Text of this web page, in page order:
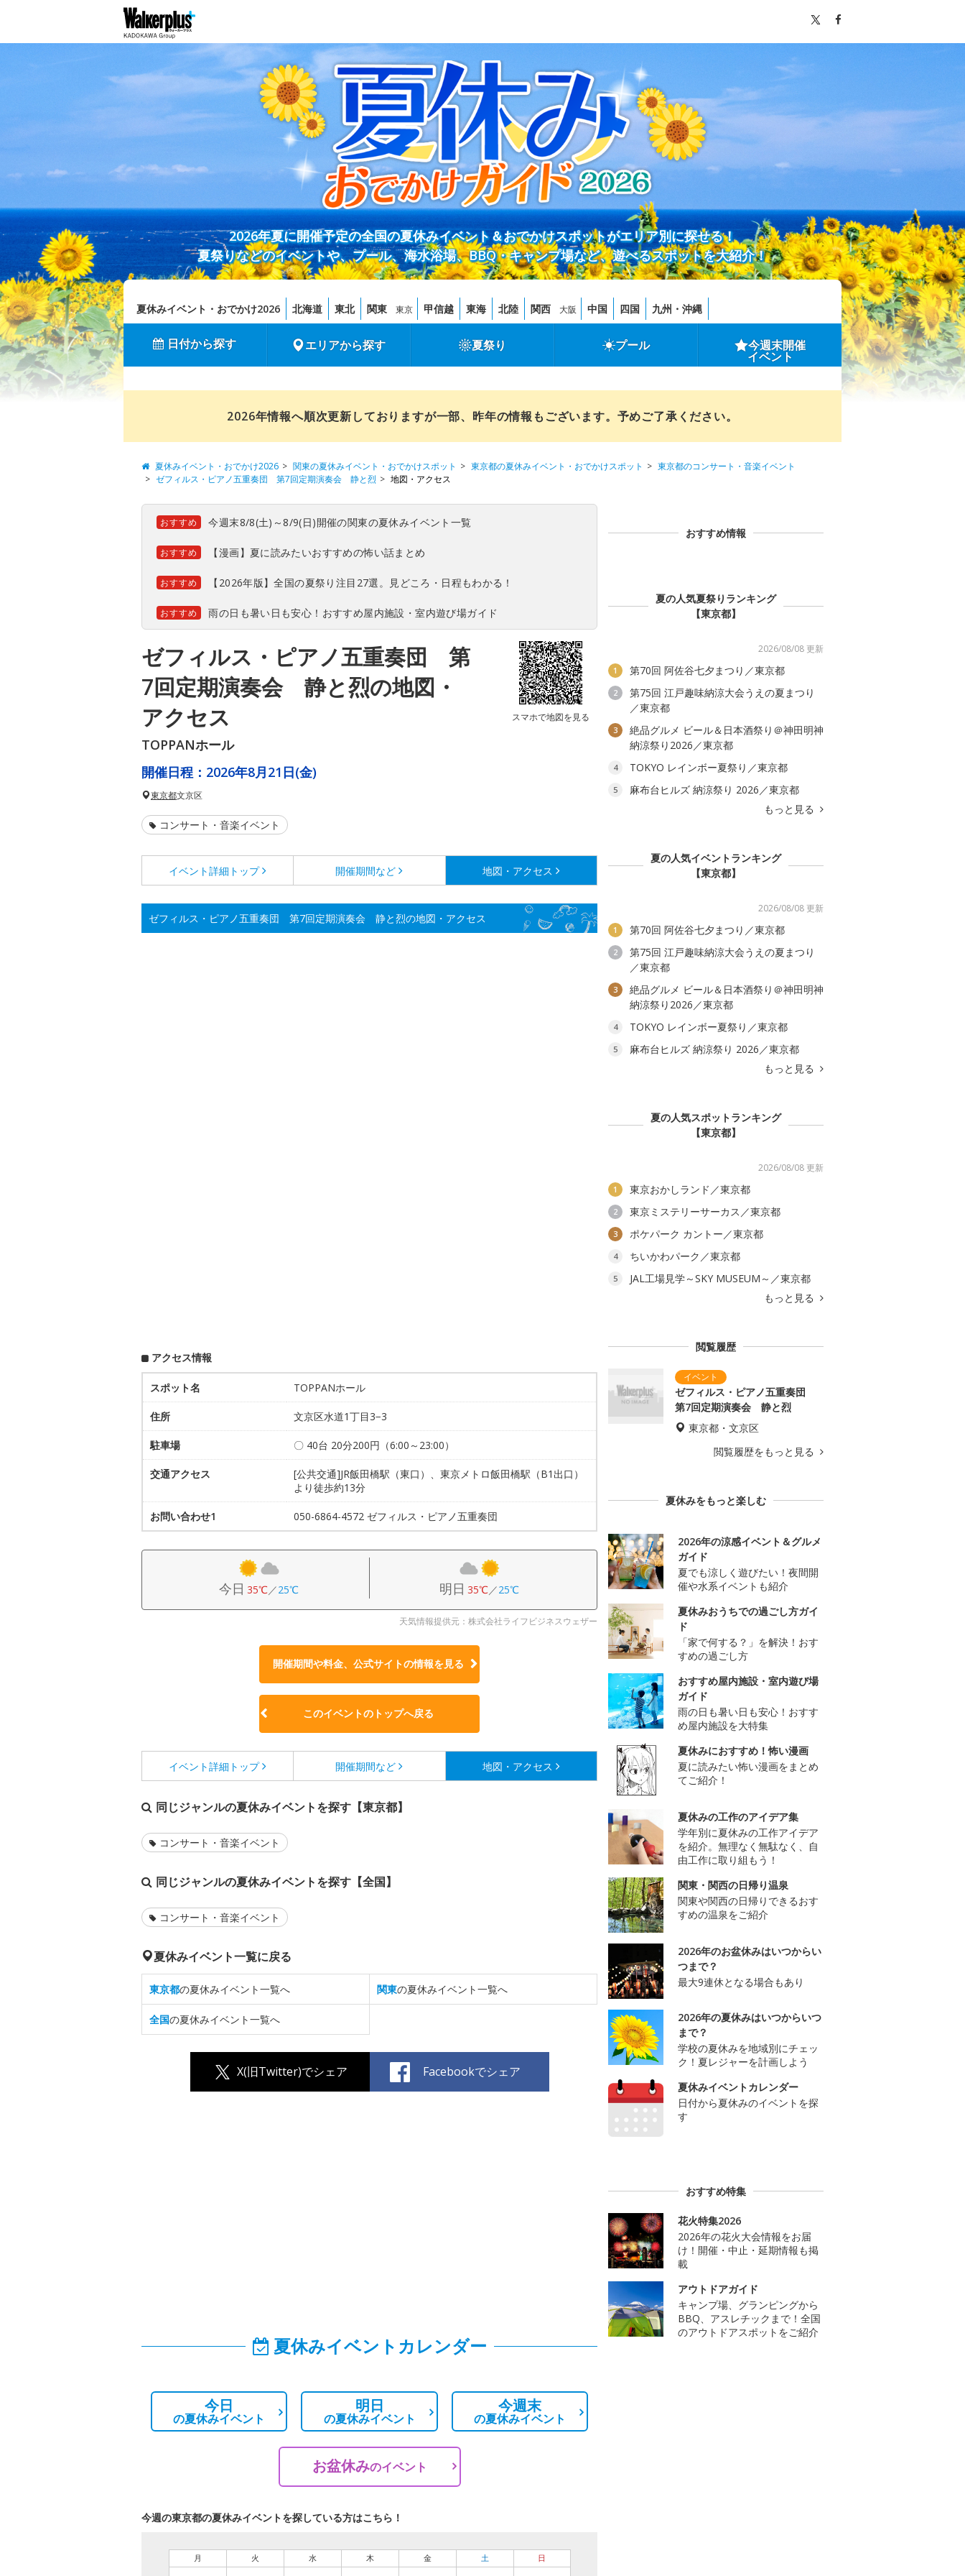
2026年夏に開催予定の全国の夏休みイベント＆おでかけスポットがエリア別に探せる！
夏祭りなどのイベントや、プール、海水浴場、BBQ・キャンプ場など、遊べるスポットを大紹介！
夏休みイベント・おでかけ2026 北海道 東北 関東 東京 甲信越 東海 北陸 関西 大阪 中国 四国 九州・沖縄
日付から探す エリアから探す 夏祭り プール 今週末開催
イベント
2026年情報へ順次更新しておりますが一部、昨年の情報もございます。予めご了承ください。
夏休みイベント・おでかけ2026 関東の夏休みイベント・おでかけスポット 東京都の夏休みイベント・おでかけスポット
東京都のコンサート・音楽イベント
ゼフィルス・ピアノ五重奏団 第7回定期演奏会 静と烈
地図・アクセス
おすすめ 今週末8/8(土)～8/9(日)開催の関東の夏休みイベント一覧
おすすめ 【漫画】夏に読みたいおすすめの怖い話まとめ
おすすめ 【2026年版】全国の夏祭り注目27選。見どころ・日程もわかる！
おすすめ 雨の日も暑い日も安心！おすすめ屋内施設・室内遊び場ガイド
ゼフィルス・ピアノ五重奏団 第
7回定期演奏会 静と烈の地図・
アクセス
TOPPANホール
スマホで地図を見る
開催日程： 2026年8月21日(金)
東京都文京区
コンサート・音楽イベント
イベント詳細 トップ 開催期間など 地図・アクセス
ゼフィルス・ピアノ五重奏団 第7回定期演奏会 静と烈の地図・アクセス
アクセス情報
スポット名 TOPPANホール
住所 文京区水道1丁目3−3
駐車場 〇 40台 20分200円（6:00～23:00）
交通アクセス
[公共交通]JR飯田橋駅（東口）、東京メトロ飯田橋駅（B1出口）
より徒歩約13分
お問い合わせ1 050-6864-4572 ゼフィルス・ピアノ五重奏団
今日 35℃／25℃ 明日 35℃／25℃
天気情報提供元：株式会社ライフビジネスウェザー
開催期間や料金、公式サイトの情報を見る
このイベントのトップへ戻る
イベント詳細 トップ 開催期間など 地図・アクセス
同じジャンルの夏休みイベントを探す【東京都】
コンサート・音楽イベント
同じジャンルの夏休みイベントを探す【全国】
コンサート・音楽イベント
夏休みイベント一覧に戻る
東京都の夏休みイベント一覧へ 関東の夏休みイベント一覧へ
全国の夏休みイベント一覧へ
X(旧Twitter)でシェア Facebookでシェア
夏休みイベントカレンダー
今日
の夏休みイベント
明日
の夏休みイベント
今週末
の夏休みイベント
お盆休みのイベント
今週の東京都の夏休みイベントを探している方はこちら！
月 火 水 木 金 土 日
おすすめ情報
夏の人気夏祭りランキング
【東京都】
2026/08/08 更新
1 第70回 阿佐谷七夕まつり／東京都
2
第75回 江戸趣味納涼大会うえの夏まつり
／東京都
3
絶品グルメ ビール＆日本酒祭り＠神田明神
納涼祭り2026／東京都
4 TOKYO レインボー夏祭り／東京都
5
麻布台ヒルズ 納涼祭り 2026／東京都
もっと見る
夏の人気イベントランキング
【東京都】
2026/08/08 更新
1 第70回 阿佐谷七夕まつり／東京都
2
第75回 江戸趣味納涼大会うえの夏まつり
／東京都
3
絶品グルメ ビール＆日本酒祭り＠神田明神
納涼祭り2026／東京都
4 TOKYO レインボー夏祭り／東京都
5
麻布台ヒルズ 納涼祭り 2026／東京都
もっと見る
夏の人気スポットランキング
【東京都】
2026/08/08 更新
1 東京おかしランド／東京都
2 東京ミステリーサーカス／東京都
3 ポケパーク カントー／東京都
4 ちいかわパーク／東京都
5
JAL工場見学～SKY MUSEUM～／東京都
もっと見る
閲覧履歴
ゼフィルス・ピアノ五重奏団
第7回定期演奏会 静と烈
東京都・文京区
閲覧履歴をもっと見る
夏休みをもっと楽しむ
2026年の涼感イベント＆グルメ
ガイド
夏でも涼しく遊びたい！夜間開
催や水系イベントも紹介
夏休みおうちでの過ごし方ガイ
ド
「家で何する？」を解決！おす
すめの過ごし方
おすすめ屋内施設・室内遊び場
ガイド
雨の日も暑い日も安心！おすす
め屋内施設を大特集
夏休みにおすすめ！怖い漫画
夏に読みたい怖い漫画をまとめ
てご紹介！
夏休みの工作のアイデア集
学年別に夏休みの工作アイデア
を紹介。無理なく無駄なく、自
由工作に取り組もう！
関東・関西の日帰り温泉
関東や関西の日帰りできるおす
すめの温泉をご紹介
2026年のお盆休みはいつからい
つまで？
最大9連休となる場合もあり
2026年の夏休みはいつからいつ
まで？
学校の夏休みを地域別にチェッ
ク！夏レジャーを計画しよう
夏休みイベントカレンダー
日付から夏休みのイベントを探
す
おすすめ特集
花火特集2026
2026年の花火大会情報をお届
け！開催・中止・延期情報も掲
載
アウトドアガイド
キャンプ場、グランピングから
BBQ、アスレチックまで！全国
のアウトドアスポットをご紹介